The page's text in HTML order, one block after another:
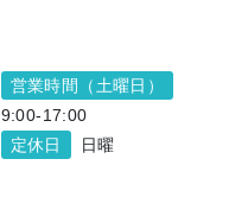
営業時間（土曜日）
9:00-17:00
定休日 日曜